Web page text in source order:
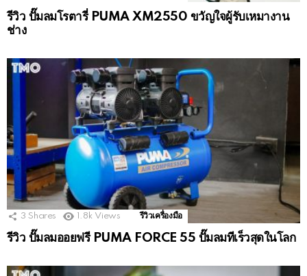
รีวิว ปั๊มลมโรตารี่ PUMA XM2550 ขวัญใจผู้รับเหมางาน
ช่าง
3 Shares 1.8k Views รีวิวเครื่องมือ
รีวิว ปั๊มลมออยฟรี PUMA FORCE 55 ปั๊มลมทีเร็วสุดในโลก